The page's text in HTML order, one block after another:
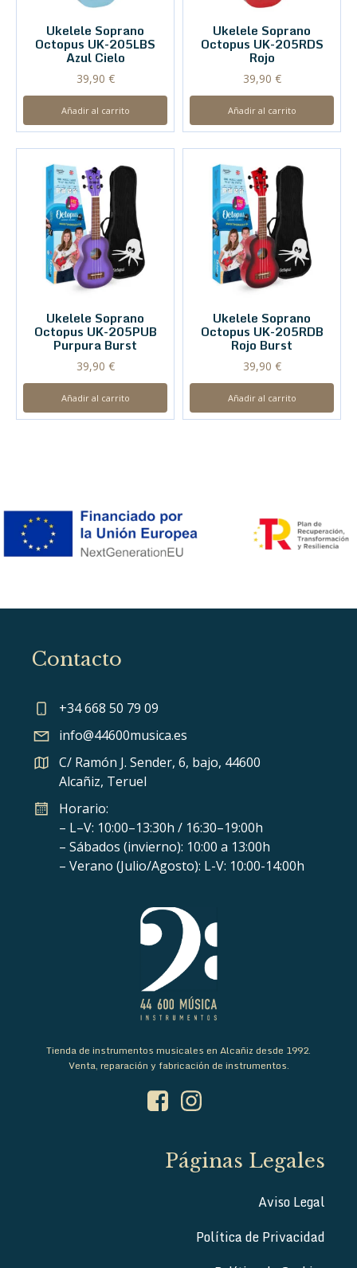
Ukelele Soprano
Octopus UK-205LBS
Azul Cielo
39,90 €
Añadir al carrito
Ukelele Soprano
Octopus UK-205RDS
Rojo
39,90 €
Añadir al carrito
Ukelele Soprano
Octopus UK-205PUB
Purpura Burst
39,90 €
Añadir al carrito
Ukelele Soprano
Octopus UK-205RDB
Rojo Burst
39,90 €
Añadir al carrito
Contacto
+34 668 50 79 09
info@44600musica.es
C/ Ramón J. Sender, 6, bajo, 44600
Alcañiz, Teruel
Horario:
– L–V: 10:00–13:30h / 16:30–19:00h
– Sábados (invierno): 10:00 a 13:00h
– Verano (Julio/Agosto): L-V: 10:00-14:00h
Tienda de instrumentos musicales en Alcañiz desde 1992.
Venta, reparación y fabricación de instrumentos.
Páginas Legales
Aviso Legal
Política de Privacidad